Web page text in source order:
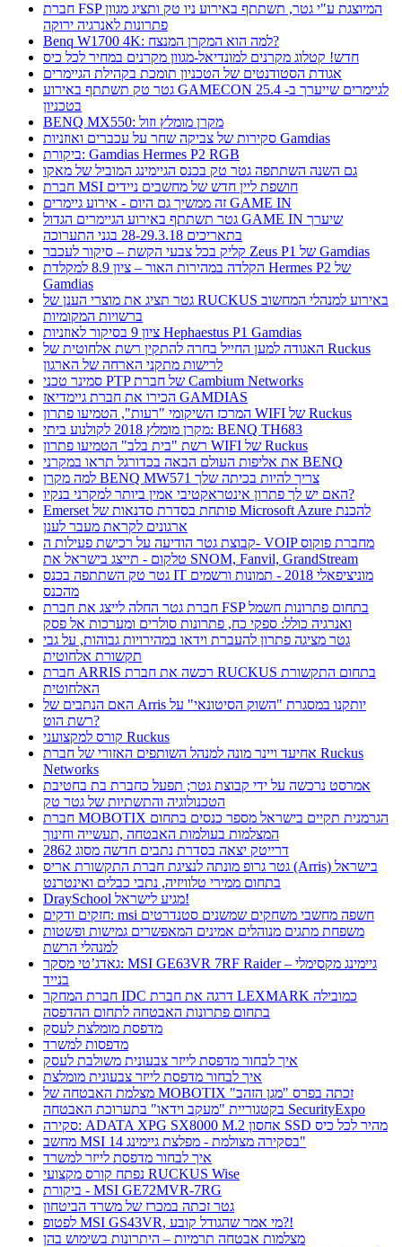
חברת FSP המיוצגת ע"י גטר, תשתתף באירוע ניו טק ותציג מגוון
פתרונות לאנרגיה ירוקה
Benq W1700 4K: למה הוא המקרן המנצח?
חדש! קטלוג מקרנים למונדיאל-מגוון מקרנים במחיר לכל כיס
אגודת הסטודנטים של הטכניון תומכת בקהילת הגיימרים
גטר טק תשתתף באירוע GAMECON לגיימרים שייערך ב- 25.4
בטכניון
BENQ MX550: מקרן מומלץ וזול
סקירות של צביקה שחר על עכברים ואוזניות Gamdias
ביקורת: Gamdias Hermes P2 RGB
גם השנה השתתפה גטר טק בכנס הגיימינג המוביל של מאקו
חברת MSI חושפת ליין חדש של מחשבים ניידים
זה ממשיך גם היום - אירוע גיימרים GAME IN
גטר תשתתף באירוע הגיימרים הגדול GAME IN שיערך
בתאריכים 28-29.3.18 בגני התערוכה
קליק בכל צבעי הקשת – סיקור לעכבר Zeus P1 של Gamdias
הקלדה במהירות האור – ציון 8.9 למקלדת Hermes P2 של
Gamdias
גטר תציג את מוצרי הענן של RUCKUS באירוע למנהלי המחשוב
ברשויות המקומיות
ציון 9 בסיקור לאוזניות Hephaestus P1 Gamdias
האגודה למען החייל בחרה להתקין רשת אלחוטית של Ruckus
לרישות מתקני הארחה של הארגון
סמינר טכני PTP של חברת Cambium Networks
הכירו את חברת גיימדיאז GAMDIAS
המרכז השיקומי "רעות", הטמיעו פתרון WIFI של Ruckus
מקרן מומלץ 2018 לקולנוע ביתי: BENQ TH683
רשת "בית בלב" הטמיעו פתרון WIFI של Ruckus
את אליפות העולם הבאה בכדורגל תראו במקרני BENQ
למה מקרן BENQ MW571 צריך להיות בכיתה שלך
האם יש לך פתרון אינטראקטיבי אמין ביותר למקרני בנקיו?
Emerset פותחת בסדרת סדנאות של Microsoft Azure להכנת
ארגונים לקראת מעבר לענן
קבוצת גטר הודיעה על רכישת פעילות ה- VOIP מחברת פוקוס
טלקום - תייצג בישראל את SNOM, Fanvil, GrandStream
גטר טק השתתפה בכנס IT מוניציפאלי 2018 - תמונות ורשמים
מהכנס
חברת גטר החלה לייצג את חברת FSP בתחום פתרונות חשמל
ואנרגיה כולל: ספקי כח, פתרונות סולרים ומערכות אל פסק
גטר מציגה פתרון להעברת וידאו במהירויות גבוהות, על גבי
תקשורת אלחוטית
חברת ARRIS רכשה את חברת RUCKUS בתחום התקשורת
האלחוטית
האם הנתבים של Arris יותקנו במסגרת "השוק הסיטונאי" על
רשת הוט?
קורס למקצועני Ruckus
אחיעד ויינר מונה למנהל השותפים האזורי של חברת Ruckus
Networks
אמרסט נרכשה על ידי קבוצת גטר; תפעל כחברת בת בחטיבת
הטכנולוגיה והתשתיות של גטר טק
חברת MOBOTIX הגרמנית תקיים בישראל מספר כנסים בתחום
המצלמות בעולמות האבטחה ,תעשייה וחינוך
דרייטק יצאה בסדרת נתבים חדשה מסוג 2862
גטר גרופ מונתה לנציגת חברת התקשורת אריס (Arris) בישראל
בתחום ממירי טלוויזיה, נתבי כבלים ואינטרנט
DraySchool מגיע לישראל!
חזקים ודקים: msi חשפה מחשבי משחקים שמשנים סטנדרטים
משפחת מתגים מנוהלים אמינים המאפשרים גמישות ופשטות
למנהלי הרשת
גאדג’טי מסקר: MSI GE63VR 7RF Raider – גיימינג מקסימלי
בנייד
חברת המחקר IDC דרגה את חברת LEXMARK כמובילה
בתחום פתרונות האבטחה לתחום ההדפסה
מדפסת מומלצת לעסק
מדפסות למשרד
איך לבחור מדפסת לייזר צבעונית משולבת לעסק
איך לבחור מדפסת לייזר צבעונית מומלצת
מצלמת האבטחה של MOBOTIX זכתה בפרס "מגן הזהב"
בקטגוריית "מעקב וידאו" בתערוכת האבטחה SecurityExpo
סקירה: ADATA XPG SX8000 M.2 אחסון SSD מהיר לכל כיס
מחשב MSI בסקירה מצולמת - מפלצת גיימינג 14"
איך לבחור מדפסת לייזר למשרד
נפתח קורס מקצועי RUCKUS Wise
ביקורת - MSI GE72MVR-7RG
גטר זכתה במכרז של משרד הביטחון
לפטופ MSI GS43VR, מי אמר שהגודל קובע?!
מצלמות אבטחה תרמיות – היתרונות בשימוש בהן